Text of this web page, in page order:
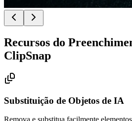
Recursos do
ClipSnap
Substituição de Objetos de IA